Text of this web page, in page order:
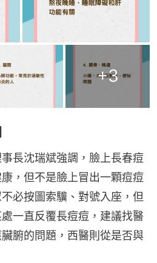
+3
長沈瑞斌強調，臉上長春痘
，但不是臉上冒出一顆痘痘
必按圖索驥、對號入座，但
一直反覆長痘痘，建議找醫
腑的問題，西醫則從是否與